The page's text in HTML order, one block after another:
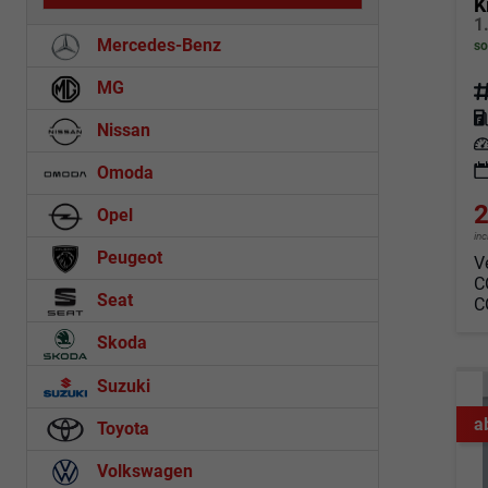
Mercedes-Benz
MG
Nissan
Omoda
Opel
Peugeot
Seat
Skoda
Suzuki
Toyota
Volkswagen